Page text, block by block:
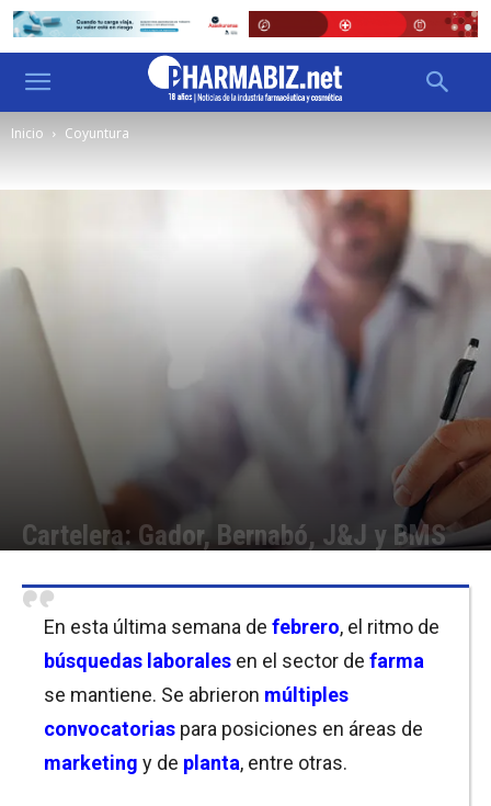
Inicio Coyuntura
Cartelera: Gador, Bernabó, J&J y BMS
En esta última semana de febrero, el ritmo de
búsquedas laborales en el sector de farma
se mantiene. Se abrieron múltiples
convocatorias para posiciones en áreas de
marketing y de planta, entre otras.